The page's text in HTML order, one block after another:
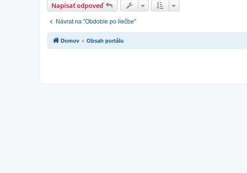
Napísať odpoveď
Návrat na "Obdobie po liečbe"
Domov Obsah portálu